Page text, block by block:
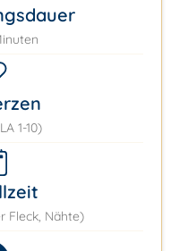
1-10)
Fleck, Nähte)